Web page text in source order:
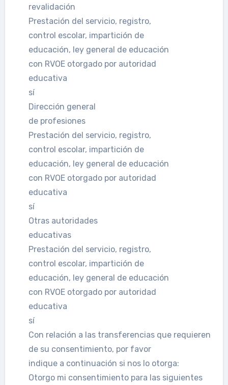
revalidación
Prestación del servicio, registro,
control escolar, impartición de
educación, ley general de educación
con RVOE otorgado por autoridad
educativa
sí
Dirección general
de profesiones
Prestación del servicio, registro,
control escolar, impartición de
educación, ley general de educación
con RVOE otorgado por autoridad
educativa
sí
Otras autoridades
educativas
Prestación del servicio, registro,
control escolar, impartición de
educación, ley general de educación
con RVOE otorgado por autoridad
educativa
sí
Con relación a las transferencias que requieren
de su consentimiento, por favor
indique a continuación si nos lo otorga:
Otorgo mi consentimiento para las siguientes